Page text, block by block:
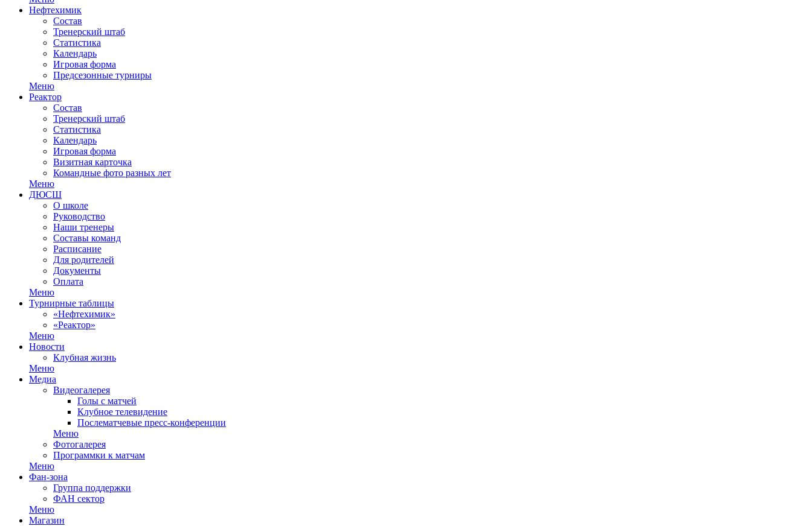
Нефтехимик
Состав
Тренерский штаб
Статистика
Календарь
Игровая форма
Предсезонные турниры
Меню
Реактор
Состав
Тренерский штаб
Статистика
Календарь
Игровая форма
Визитная карточка
Командные фото разных лет
Меню
ДЮСШ
О школе
Руководство
Наши тренеры
Составы команд
Расписание
Для родителей
Документы
Оплата
Меню
Турнирные таблицы
«Нефтехимик»
«Реактор»
Меню
Новости
Клубная жизнь
Меню
Медиа
Видеогалерея
Голы с матчей
Клубное телевидение
Послематчевые пресс-конференции
Меню
Фотогалерея
Программки к матчам
Меню
Фан-зона
Группа поддержки
ФАН сектор
Меню
Магазин